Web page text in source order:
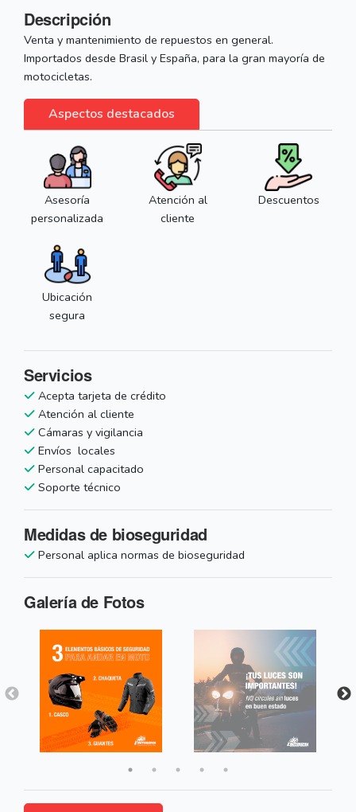
Descripción
Venta y mantenimiento de repuestos en general.
Importados desde Brasil y España, para la gran mayoría de
motocicletas.
Aspectos destacados
Asesoría
personalizada
Atención al
cliente
Descuentos
Ubicación
segura
Servicios
Acepta tarjeta de crédito
Atención al cliente
Cámaras y vigilancia
Envíos locales
Personal capacitado
Soporte técnico
Medidas de bioseguridad
Personal aplica normas de bioseguridad
Galería de Fotos